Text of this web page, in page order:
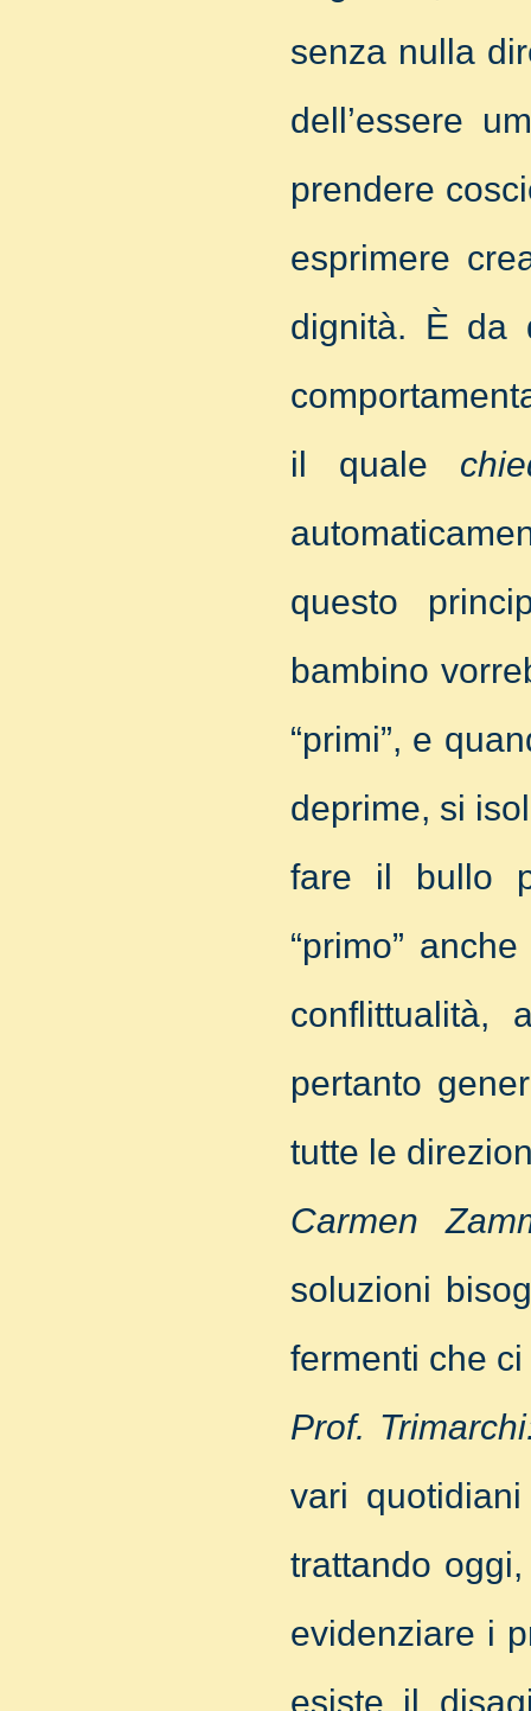
senza nulla
dell’essere
prendere
esprimere
dignità. È da
il quale
questo
bambino
“primi”, e
deprime, si
fare il bullo
“primo”
conflittualità,
pertanto
tutte le
Carmen
soluzioni
fermenti che
Prof.
vari
trattando
evidenziare i
esiste il